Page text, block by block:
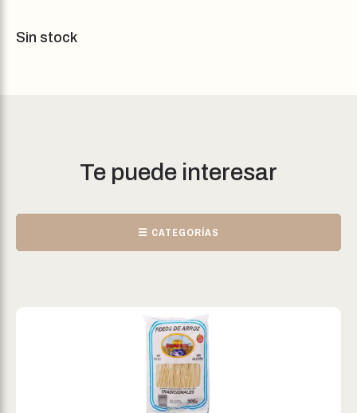
Sin stock
Te puede interesar
☰ CATEGORÍAS